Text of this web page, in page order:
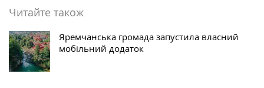
Читайте також
Яремчанська громада запустила власний
мобільний додаток